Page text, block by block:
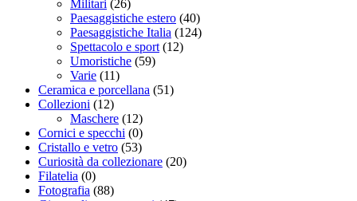
Militari (26)
Paesaggistiche estero (40)
Paesaggistiche Italia (124)
Spettacolo e sport (12)
Umoristiche (59)
Varie (11)
Ceramica e porcellana (51)
Collezioni (12)
Maschere (12)
Cornici e specchi (0)
Cristallo e vetro (53)
Curiosità da collezionare (20)
Filatelia (0)
Fotografia (88)